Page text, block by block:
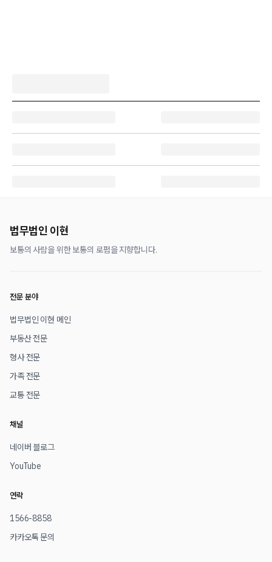
법무법인 이현
보통의 사람을 위한 보통의 로펌을 지향합니다.
전문 분야
법무법인 이현 메인
부동산 전문
형사 전문
가족 전문
교통 전문
채널
네이버 블로그
YouTube
연락
1566-8858
카카오톡 문의